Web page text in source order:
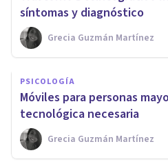
síntomas y diagnóstico
Grecia Guzmán Martínez
PSICOLOGÍA
Móviles para personas
tecnológica necesaria
Grecia Guzmán Martínez